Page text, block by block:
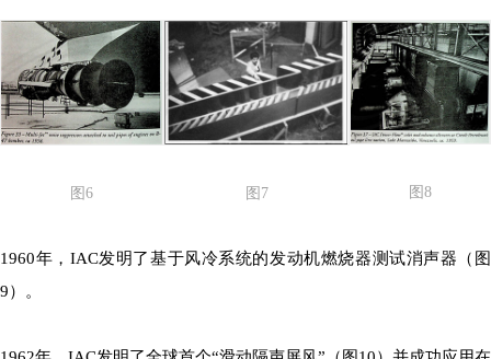
图6 图7 图8
1960年，IAC发明了基于风冷系统的发动机燃烧器测试消声器（图
9）。